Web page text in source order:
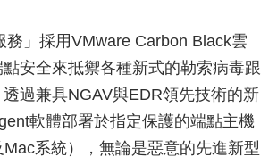
務」採用VMware Carbon Black雲
安全來抵禦各種新式的勒索病毒跟
過兼具NGAV與EDR領先技術的新
軟體部署於指定保護的端點主機
Mac系統），無論是惡意的先進新型